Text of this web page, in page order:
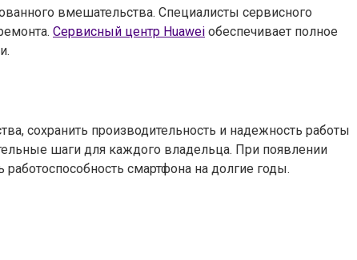
вмешательства. Специалисты сервисного
Сервисный центр Huawei обеспечивает полное
сохранить производительность и надежность работы
шаги для каждого владельца. При появлении
смартфона на долгие годы.